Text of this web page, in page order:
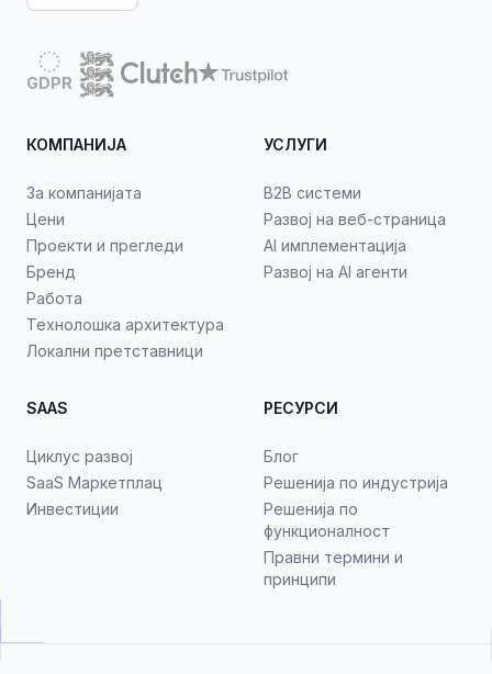
GDPR
КОМПАНИЈА
За компанијата
Цени
Проекти и прегледи
Бренд
Работа
Технолошка архитектура
Локални претставници
УСЛУГИ
B2B системи
Развој на веб-страница
AI имплементација
Развој на AI агенти
SAAS
Циклус развој
SaaS Маркетплац
Инвестиции
РЕСУРСИ
Блог
Решенија по индустрија
Решенија по
функционалност
Правни термини и
принципи